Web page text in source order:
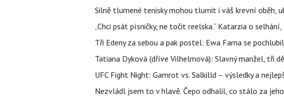
Silně tlumené tenisky mohou tlumit i váš krevní oběh,
„Chci psát písničky, ne točit reelska.“ Katarzia o
Tři Edeny za sebou a pak postel: Ewa Farna se
Tatiana Dyková (dříve Vilhelmová): Slavný manžel, tři
UFC Fight Night: Gamrot vs. Salkilld – výsledky a
Nezvládl jsem to v hlavě. Čepo odhalil, co stálo za